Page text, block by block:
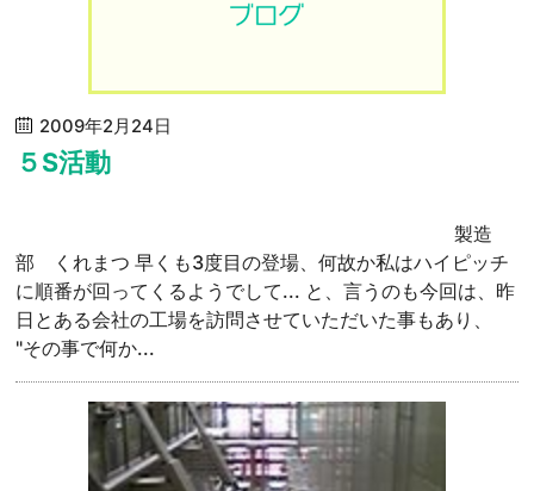
2009年2月24日
５S活動
製造
部 くれまつ 早くも3度目の登場、何故か私はハイピッチ
に順番が回ってくるようでして... と、言うのも今回は、昨
日とある会社の工場を訪問させていただいた事もあり、
"その事で何か...